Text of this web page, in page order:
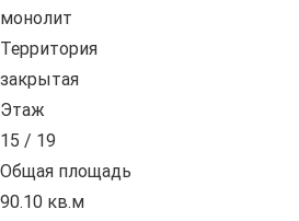
монолит
Территория
закрытая
Этаж
15 / 19
Общая площадь
90.10 кв.м